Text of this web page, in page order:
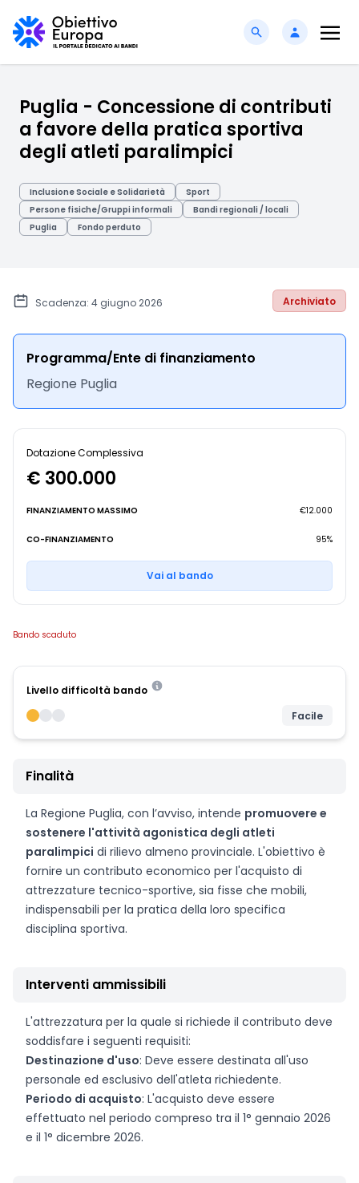
Puglia - Concessione di contributi
a favore della pratica sportiva
degli atleti paralimpici
Inclusione Sociale e Solidarietà
Sport
Persone fisiche/Gruppi informali
Bandi regionali / locali
Puglia
Fondo perduto
Scadenza: 4 giugno 2026 Archiviato
Programma/Ente di finanziamento
Regione Puglia
Dotazione Complessiva
€ 300.000
FINANZIAMENTO MASSIMO €12.000
CO-FINANZIAMENTO 95%
Vai al bando
Bando scaduto
Livello difficoltà bando
Facile
Finalità
La Regione Puglia, con l’avviso, intende promuovere e
sostenere l'attività agonistica degli atleti
paralimpici di rilievo almeno provinciale. L'obiettivo è
fornire un contributo economico per l'acquisto di
attrezzature tecnico-sportive, sia fisse che mobili,
indispensabili per la pratica della loro specifica
disciplina sportiva.
Interventi ammissibili
L'attrezzatura per la quale si richiede il contributo deve
soddisfare i seguenti requisiti:
Destinazione d'uso: Deve essere destinata all'uso
personale ed esclusivo dell'atleta richiedente.
Periodo di acquisto: L'acquisto deve essere
effettuato nel periodo compreso tra il 1° gennaio 2026
e il 1° dicembre 2026.